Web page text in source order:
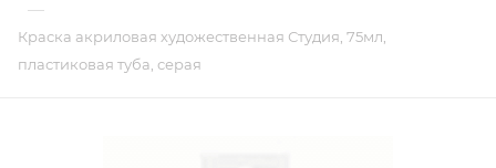
—
Краска акриловая художественная Студия, 75мл,
пластиковая туба, серая